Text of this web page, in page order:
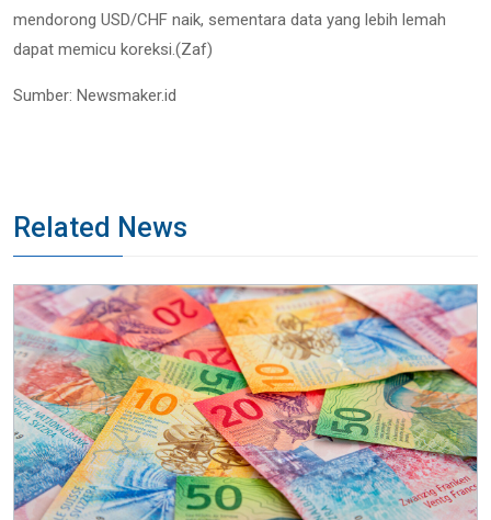
mendorong USD/CHF naik, sementara data yang lebih lemah
dapat memicu koreksi.(Zaf)
Sumber: Newsmaker.id
Related News